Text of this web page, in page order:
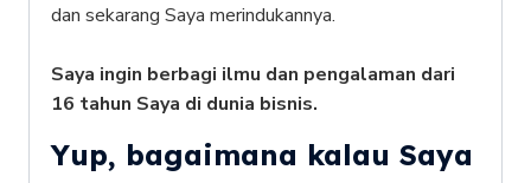
dan sekarang Saya merindukannya.
Saya ingin berbagi ilmu dan pengalaman dari
16 tahun Saya di dunia bisnis.
Yup, bagaimana kalau Saya